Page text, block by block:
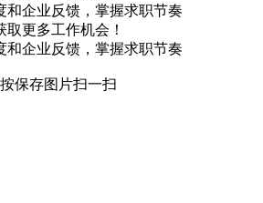
和企业反馈，掌握求职节奏
更多工作机会！
和企业反馈，掌握求职节奏
保存图片扫一扫